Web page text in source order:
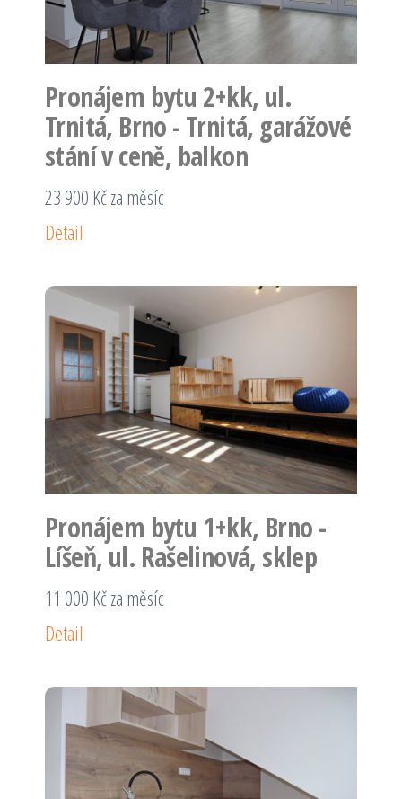
Pronájem bytu 2+kk, ul.
Trnitá, Brno - Trnitá, garážové
stání v ceně, balkon
23 900 Kč za měsíc
Detail
Pronájem bytu 1+kk, Brno -
Líšeň, ul. Rašelinová, sklep
11 000 Kč za měsíc
Detail